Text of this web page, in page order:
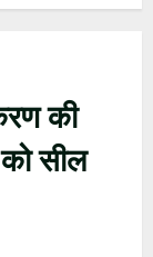
की
सील